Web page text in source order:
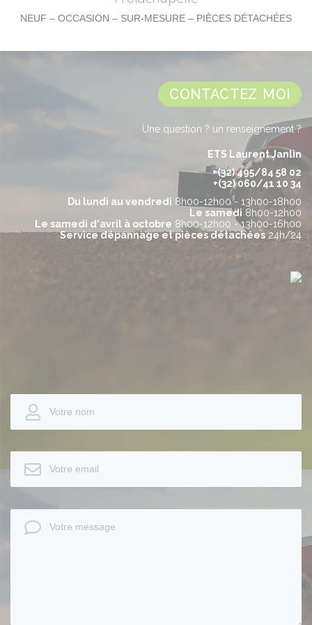
NEUF – OCCASION – SUR-MESURE – PIÈCES DÉTACHÉES
CONTACTEZ MOI
Une question ? un renseignement ?
ETS Laurent Janlin
+(32) 495/84 58 02
+(32) 060/41 10 34
Du lundi au vendredi 8h00-12h00 - 13h00-18h00
Le samedi 8h00-12h00
Le samedi d'avril à octobre 8h00-12h00 - 13h00-16h00
Service dépannage et pièces détachées24h/24